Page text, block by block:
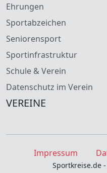
Ehrungen
Sportabzeichen
Seniorensport
Sportinfrastruktur
Schule & Verein
Datenschutz im Verein
VEREINE
Impressum
Sportkreise.de